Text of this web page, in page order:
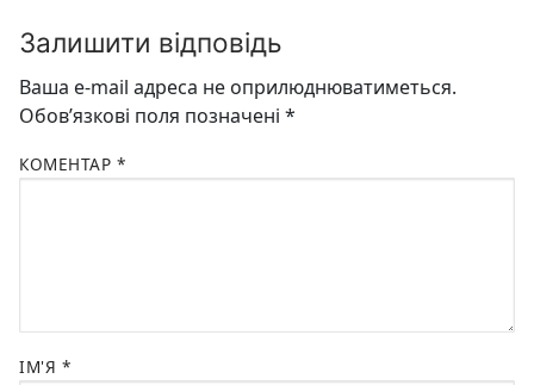
Залишити відповідь
Ваша e-mail адреса не оприлюднюватиметься.
Обов’язкові поля позначені *
КОМЕНТАР *
ІМ'Я *